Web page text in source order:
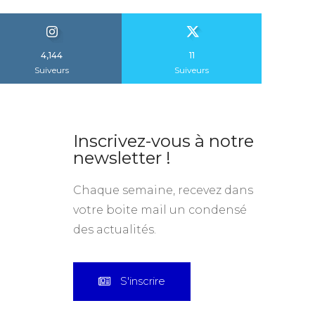
4,144
Suiveurs
11
Suiveurs
Inscrivez-vous à notre
newsletter !
Chaque semaine, recevez dans
votre boite mail un condensé
des actualités.
S'inscrire